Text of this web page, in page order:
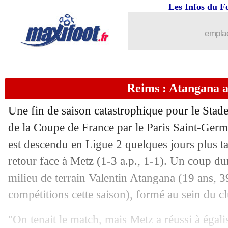
Les Infos du
Reims : Atangana
Une fin de saison catastrophique pour le
de la Coupe de France par le Paris Saint-
est descendu en Ligue 2 quelques jours plus
retour face à Metz (1-3 a.p., 1-1). Un coup
milieu de terrain Valentin Atangana (19 ans,
compétitions cette saison), formé au sein du
"On tenait le match, mais Metz a réussi à
Metz: Hein raconte son but magique
30/05 PSG
30/05 Fiorentina: Palladino, c'est terminé
30/05 OM : maillot de l'Inter, le tacle de
30/05 Man Utd: Fernandes prêt à dire oui
30/05 PSG: Riner déclare sa flamme au
Real: Alexander-Arnold acheté 10
30/05 Milan : c'est fait pour Allegri